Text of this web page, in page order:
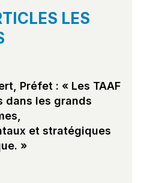
LES
Préfet : « Les TAAF
dans les grands
et stratégiques
»